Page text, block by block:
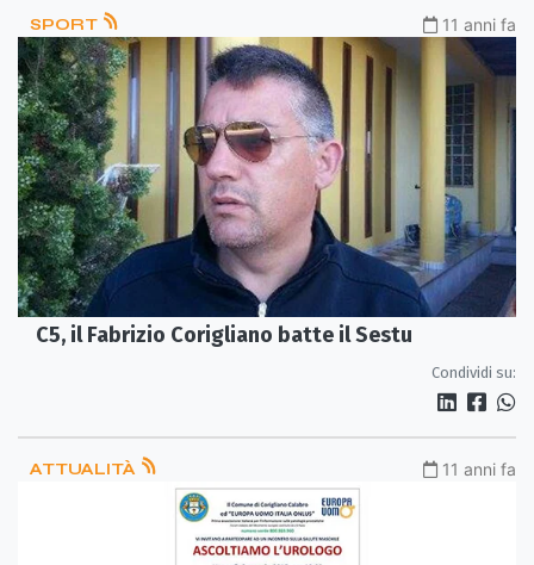
SPORT 11 anni fa
C5, il Fabrizio Corigliano batte il Sestu
Condividi su:
ATTUALITÀ 11 anni fa